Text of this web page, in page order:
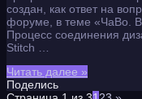
создан, как ответ на
форуме, в теме «ЧаВо.
Процесс соединения
Stitch …
Читать далее »
Поделись